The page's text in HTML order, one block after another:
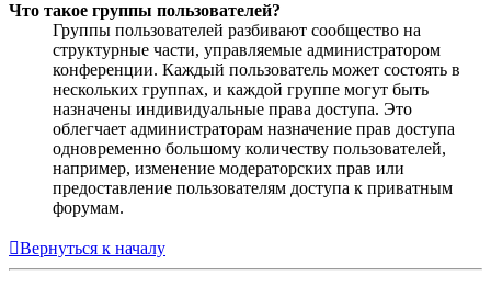
Что такое группы пользователей?
Группы пользователей разбивают сообщество на
структурные части, управляемые администратором
конференции. Каждый пользователь может состоять в
нескольких группах, и каждой группе могут быть
назначены индивидуальные права доступа. Это
облегчает администраторам назначение прав доступа
одновременно большому количеству пользователей,
например, изменение модераторских прав или
предоставление пользователям доступа к приватным
форумам.
Вернуться к началу